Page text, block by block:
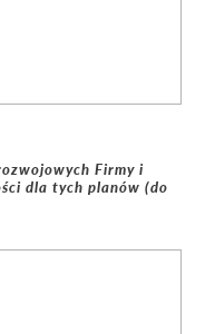
Firmy i
dla tych planów (do